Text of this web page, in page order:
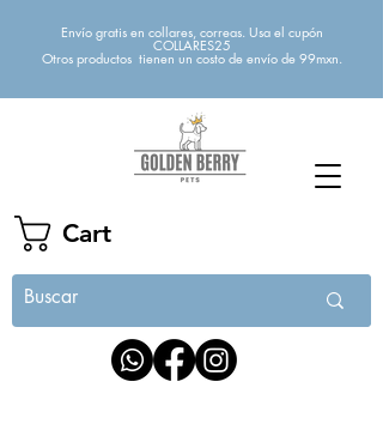
Cart
Envío gratis en collares, correas. Usa el cupón
COLLARES25
Otros productos tienen un costo de envío de 99mxn.